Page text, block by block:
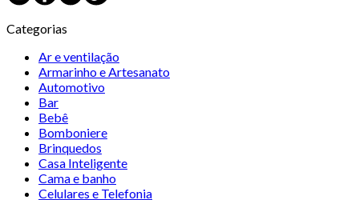
Categorias
Ar e ventilação
Armarinho e Artesanato
Automotivo
Bar
Bebê
Bomboniere
Brinquedos
Casa Inteligente
Cama e banho
Celulares e Telefonia